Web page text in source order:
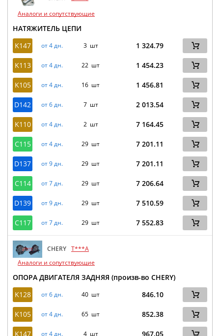
Аналоги и сопутствующие
НАТЯЖИТЕЛЬ ЦЕПИ
K147
от 4 дн. 3 шт 1 324.79
K113 от 4 дн. 22 шт 1 454.23
K105 от 4 дн. 16 шт 1 456.81
D142 от 6 дн. 7 шт 2 013.54
K110 от 4 дн. 2 шт 7 164.45
C115 от 4 дн. 29 шт 7 201.11
D137 от 9 дн. 29 шт 7 201.11
C114 от 7 дн. 29 шт 7 206.64
D139 от 9 дн. 29 шт 7 510.59
C117 от 7 дн. 29 шт 7 552.83
CHERY T***A
Аналоги и сопутствующие
ОПОРА ДВИГАТЕЛЯ ЗАДНЯЯ (произв-во CHERY)
K128
от 6 дн. 40 шт 846.10
K105 от 4 дн. 65 шт 852.38
K147 от 4 дн. 4 шт 967.05